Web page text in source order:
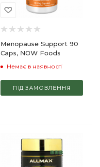
Menopause Support 90
Caps, NOW Foods
Немає в наявності
ПІД ЗАМОВЛЕННЯ